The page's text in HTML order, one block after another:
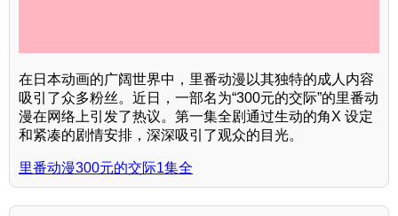
在日本动画的广阔世界中，里番动漫以其独特的成人内容
吸引了众多粉丝。近日，一部名为“300元的交际”的里番动
漫在网络上引发了热议。第一集全剧通过生动的角X 设定
和紧凑的剧情安排，深深吸引了观众的目光。
里番动漫300元的交际1集全